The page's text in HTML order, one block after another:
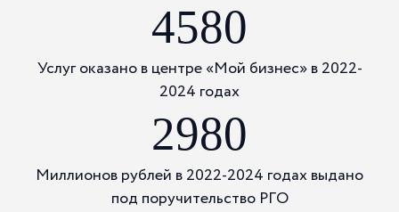
4580
Услуг оказано в центре «Мой бизнес» в 2022-
2024 годах
2980
Миллионов рублей в 2022-2024 годах выдано
под поручительство РГО